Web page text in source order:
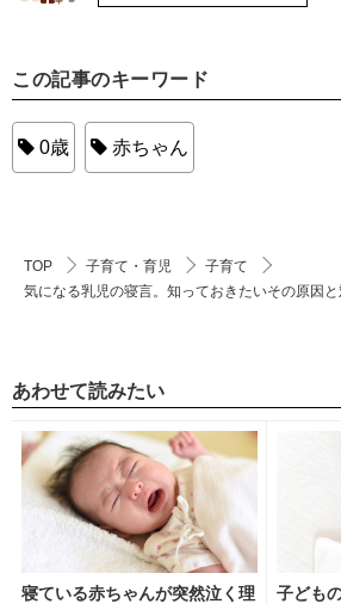
この記事のキーワード
0歳 赤ちゃん
TOP 子育て・育児
子育て
気になる乳児の寝言。知っておきたいその原因
あわせて読みたい
寝ている赤ちゃんが突然泣く理
子ども